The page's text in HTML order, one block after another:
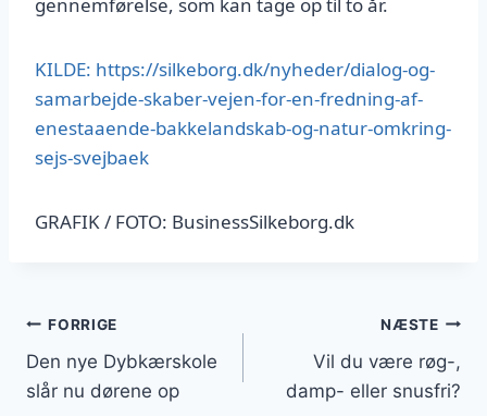
gennemførelse, som kan tage op til to år.
KILDE: https://silkeborg.dk/nyheder/dialog-og-
samarbejde-skaber-vejen-for-en-fredning-af-
enestaaende-bakkelandskab-og-natur-omkring-
sejs-svejbaek
GRAFIK / FOTO: BusinessSilkeborg.dk
Indlægsnavigation
FORRIGE
Den nye Dybkærskole
slår nu dørene op
NÆSTE
Vil du være røg-,
damp- eller snusfri?